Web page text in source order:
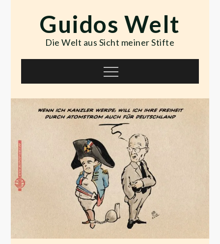
contentGuidos Welt
Die Welt aus Sicht meiner Stifte
Menu